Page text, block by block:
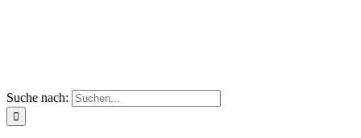
Suche nach: